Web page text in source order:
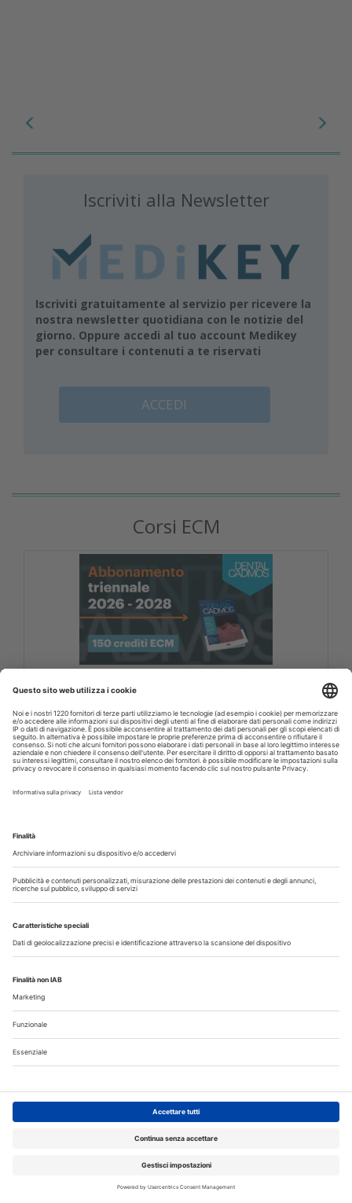
Iscriviti alla Newsletter
Iscriviti gratuitamente al servizio per ricevere la
nostra newsletter quotidiana con le notizie del
giorno. Oppure accedi al tuo account Medikey
per consultare i contenuti a te riservati
ACCEDI
Corsi ECM
DENTAL CADMOS 2026 - 2028 triennale 150
Corsi FAD odontoiatri DENTAL CADMOS triennale 150
crediti ECM
Crediti ECM:150 crediti
Prezzo:
Libri